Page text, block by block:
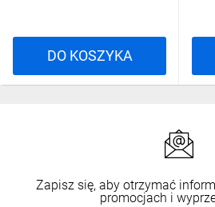
DO KOSZYKA
Zapisz się, aby otrzymać
promocjach i